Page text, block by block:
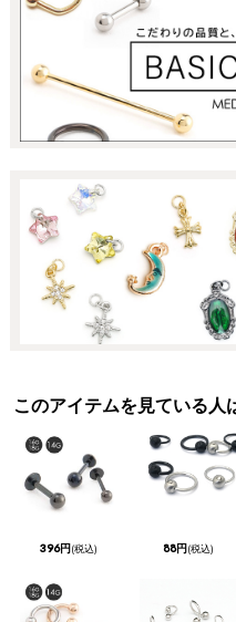
このアイテムを見ている人
396円(税込) 88円(税込)